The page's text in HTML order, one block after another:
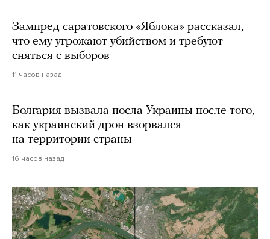
Зампред саратовского «Яблока» рассказал,
что ему угрожают убийством и требуют
сняться с выборов
11 часов назад
Болгария вызвала посла Украины после того,
как украинский дрон взорвался
на территории страны
16 часов назад